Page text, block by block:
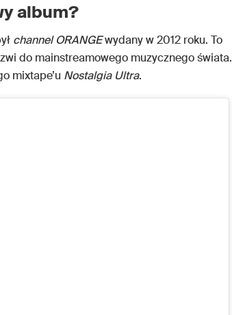
album?
channel ORANGEwydany w 2012 roku. To
do mainstreamowego muzycznego świata.
mixtape’u Nostalgia Ultra.